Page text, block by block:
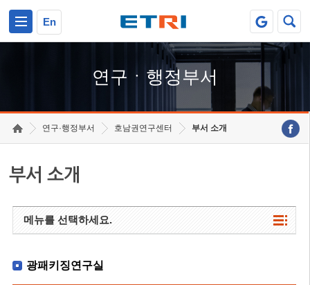
En
연구ㆍ행정부서
연구·행정부서 호남권연구센터 부서 소개
부서 소개
메뉴를 선택하세요.
광패키징연구실